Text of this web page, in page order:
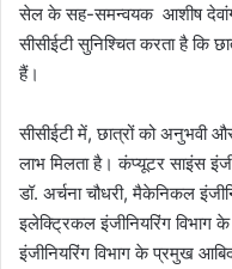
सेल के सह-समन्वयक आशीष
सीसीईटी सुनिश्चित करता है कि
हैं।
सीसीईटी में, छात्रों को अनुभवी
लाभ मिलता है। कंप्यूटर साइंस
डॉ. अर्चना चौधरी, मैकेनिकल
इलेक्ट्रिकल इंजीनियरिंग विभाग
इंजीनियरिंग विभाग के प्रमुख